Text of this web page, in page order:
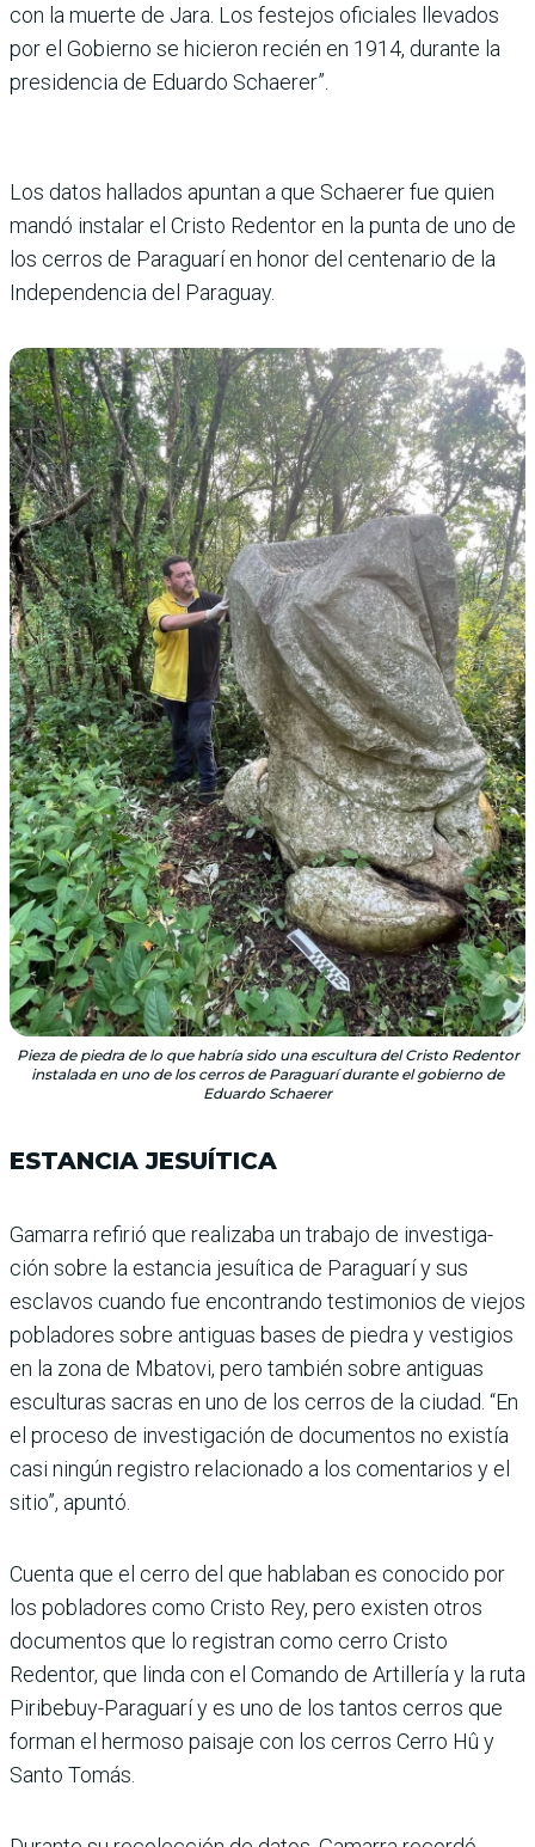
con la muerte de Jara. Los festejos oficiales lle­vados
por el Gobierno se hicie­ron recién en 1914, durante la
presidencia de Eduardo Schaerer”.
Los datos hallados apuntan a que Schaerer fue quien
mandó instalar el Cristo Redentor en la punta de uno de
los cerros de Paraguarí en honor del cente­nario de la
Independencia del Paraguay.
Pieza de piedra de lo que habría sido una escultura del Cristo Redentor
instalada en uno de los cerros de Paraguarí durante el gobierno de
Eduardo Schaerer
ESTANCIA JESUÍTICA
Gamarra refirió que reali­zaba un trabajo de investiga­
ción sobre la estancia jesuítica de Paraguarí y sus
esclavos cuando fue encontrando tes­timonios de viejos
pobladores sobre antiguas bases de pie­dra y vestigios
en la zona de Mbatovi, pero también sobre antiguas
esculturas sacras en uno de los cerros de la ciudad. “En
el proceso de investiga­ción de documentos no exis­tía
casi ningún registro rela­cionado a los comentarios y el
sitio”, apuntó.
Cuenta que el cerro del que hablaban es conocido por
los pobladores como Cristo Rey, pero existen otros
docu­mentos que lo registran como cerro Cristo
Redentor, que linda con el Comando de Arti­llería y la ruta
Piribebuy-Pa­raguarí y es uno de los tantos cerros que
forman el hermoso paisaje con los cerros Cerro Hû y
Santo Tomás.